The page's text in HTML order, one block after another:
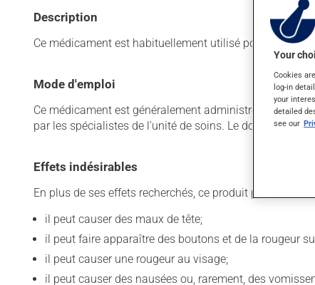
Description
Ce médicament est habituellement utilisé pour réduire le
Mode d'emploi
Ce médicament est généralement administré dans un
par les spécialistes de l'unité de soins. Le dosage et la
Effets indésirables
En plus de ses effets recherchés, ce produit peut à
il peut causer des maux de tête;
il peut faire apparaître des boutons et de la rougeur
il peut causer une rougeur au visage;
il peut causer des nausées ou, rarement, des
Your
Cookies
log-in
your
detailed
see our